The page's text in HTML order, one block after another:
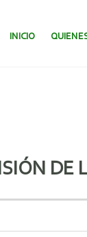
SALTAR AL
INICIO
DE